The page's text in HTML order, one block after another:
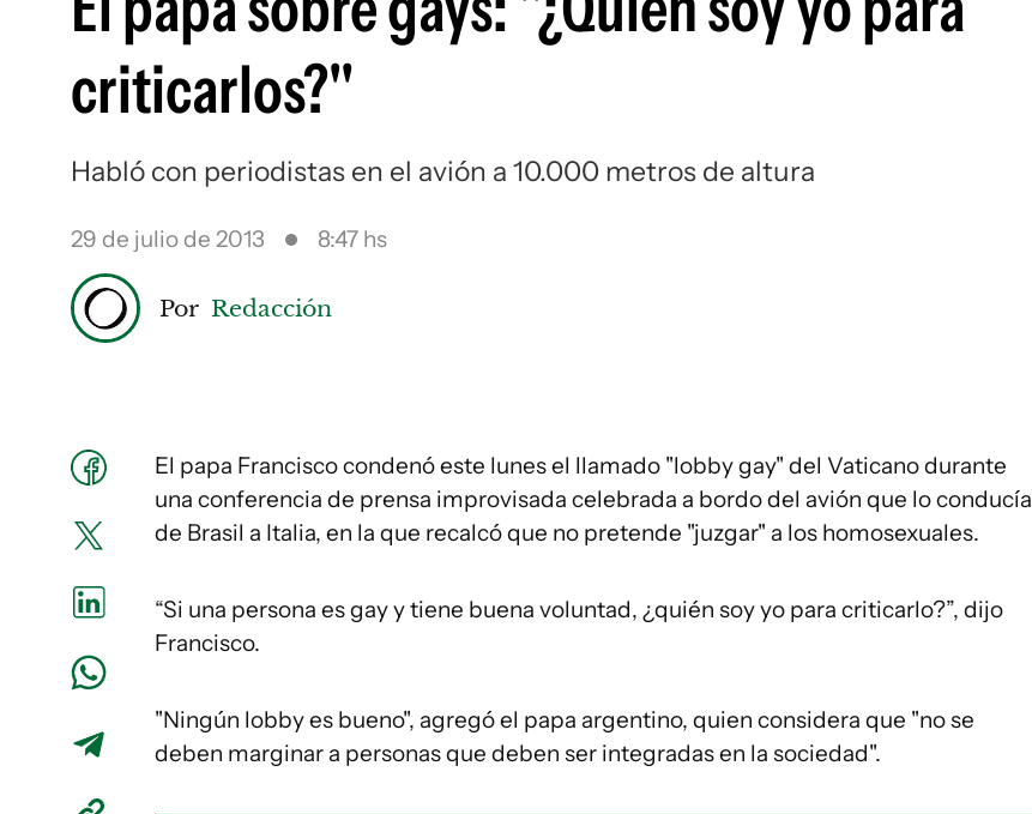
criticarlos?"
Habló con periodistas en el avión a 10.000 metros de altura
29 de julio de 2013 8:47 hs
Por Redacción
El papa Francisco condenó este lunes el llamado "lobby gay" del Vaticano durante
una conferencia de prensa improvisada celebrada a bordo del avión que lo conducía
de Brasil a Italia, en la que recalcó que no pretende "juzgar" a los homosexuales.
“Si una persona es gay y tiene buena voluntad, ¿quién soy yo para criticarlo?”, dijo
Francisco.
"Ningún lobby es bueno", agregó el papa argentino, quien considera que "no se
deben marginar a personas que deben ser integradas en la sociedad".